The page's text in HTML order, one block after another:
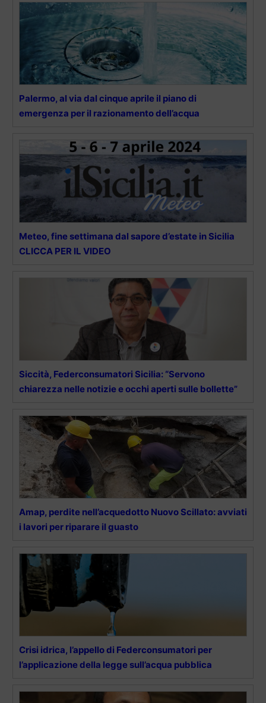
Palermo, al via dal cinque aprile il piano di
emergenza per il razionamento dell’acqua
Meteo, fine settimana dal sapore d’estate in Sicilia
CLICCA PER IL VIDEO
Siccità, Federconsumatori Sicilia: “Servono
chiarezza nelle notizie e occhi aperti sulle bollette”
Amap, perdite nell’acquedotto Nuovo Scillato: avviati
i lavori per riparare il guasto
Crisi idrica, l’appello di Federconsumatori per
l’applicazione della legge sull’acqua pubblica